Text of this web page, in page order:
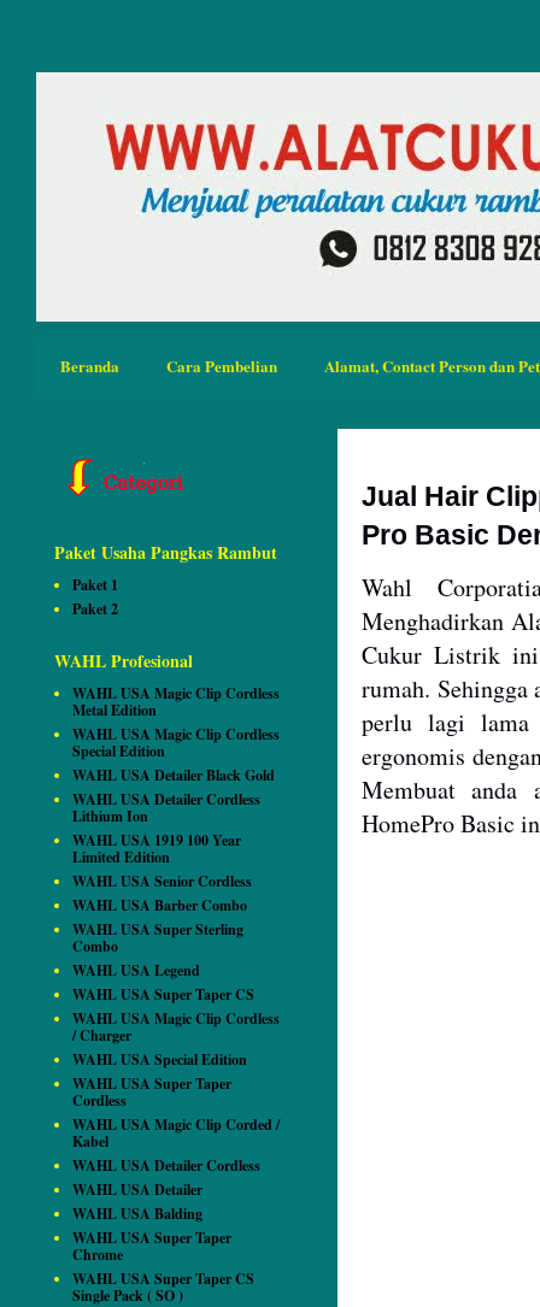
Beranda Cara Pembelian Alamat, Contact Person dan
Jual Hair
Pro Basic
Wahl
Menghadirkan
Cukur Listrik ini
rumah. Sehingga
perlu lagi lama
ergonomis
Membuat
HomePro Basic
Paket Usaha Pangkas Rambut
Paket 1
Paket 2
WAHL Profesional
WAHL USA Magic Clip Cordless
Metal Edition
WAHL USA Magic Clip Cordless
Special Edition
WAHL USA Detailer Black Gold
WAHL USA Detailer Cordless
Lithium Ion
WAHL USA 1919 100 Year
Limited Edition
WAHL USA Senior Cordless
WAHL USA Barber Combo
WAHL USA Super Sterling
Combo
WAHL USA Legend
WAHL USA Super Taper CS
WAHL USA Magic Clip Cordless
/ Charger
WAHL USA Special Edition
WAHL USA Super Taper
Cordless
WAHL USA Magic Clip Corded /
Kabel
WAHL USA Detailer Cordless
WAHL USA Detailer
WAHL USA Balding
WAHL USA Super Taper
Chrome
WAHL USA Super Taper CS
Single Pack ( SO )